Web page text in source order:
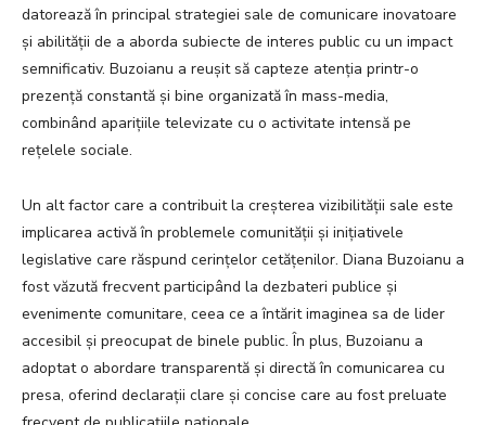
datorează în principal strategiei sale de comunicare inovatoare
și abilității de a aborda subiecte de interes public cu un impact
semnificativ. Buzoianu a reușit să capteze atenția printr-o
prezență constantă și bine organizată în mass-media,
combinând aparițiile televizate cu o activitate intensă pe
rețelele sociale.
Un alt factor care a contribuit la creșterea vizibilității sale este
implicarea activă în problemele comunității și inițiativele
legislative care răspund cerințelor cetățenilor. Diana Buzoianu a
fost văzută frecvent participând la dezbateri publice și
evenimente comunitare, ceea ce a întărit imaginea sa de lider
accesibil și preocupat de binele public. În plus, Buzoianu a
adoptat o abordare transparentă și directă în comunicarea cu
presa, oferind declarații clare și concise care au fost preluate